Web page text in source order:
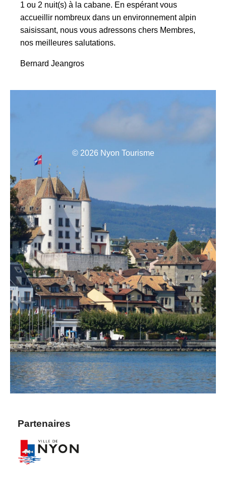
1 ou 2 nuit(s) à la cabane. En espérant vous
accueillir nombreux dans un environnement alpin
saisissant, nous vous adressons chers Membres,
nos meilleures salutations.
Bernard Jeangros
© 2026 Nyon Tourisme
Partenaires